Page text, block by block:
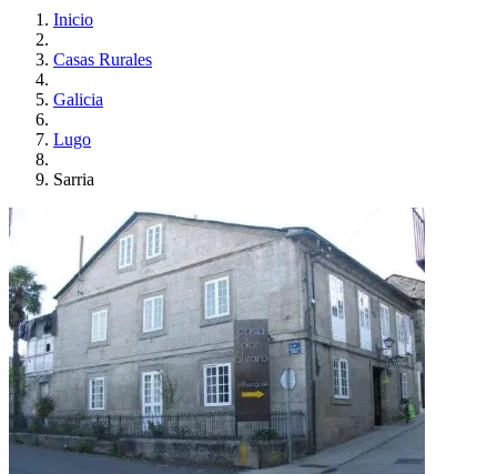
Inicio
Casas Rurales
Galicia
Lugo
Sarria